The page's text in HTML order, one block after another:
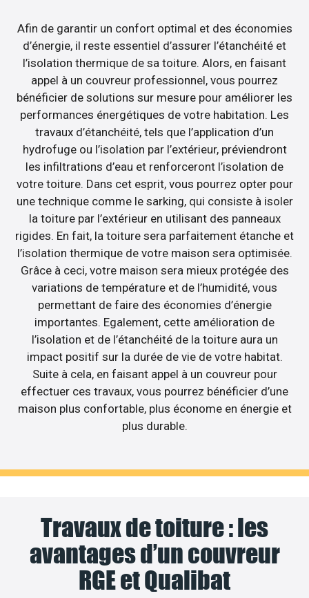
Afin de garantir un confort optimal et des économies
d’énergie, il reste essentiel d’assurer l’étanchéité et
l’isolation thermique de sa toiture. Alors, en faisant
appel à un couvreur professionnel, vous pourrez
bénéficier de solutions sur mesure pour améliorer les
performances énergétiques de votre habitation. Les
travaux d’étanchéité, tels que l’application d’un
hydrofuge ou l’isolation par l’extérieur, préviendront
les infiltrations d’eau et renforceront l’isolation de
votre toiture. Dans cet esprit, vous pourrez opter pour
une technique comme le sarking, qui consiste à isoler
la toiture par l’extérieur en utilisant des panneaux
rigides. En fait, la toiture sera parfaitement étanche et
l’isolation thermique de votre maison sera optimisée.
Grâce à ceci, votre maison sera mieux protégée des
variations de température et de l’humidité, vous
permettant de faire des économies d’énergie
importantes. Egalement, cette amélioration de
l’isolation et de l’étanchéité de la toiture aura un
impact positif sur la durée de vie de votre habitat.
Suite à cela, en faisant appel à un couvreur pour
effectuer ces travaux, vous pourrez bénéficier d’une
maison plus confortable, plus économe en énergie et
plus durable.
Travaux de toiture : les
avantages d’un couvreur
RGE et Qualibat